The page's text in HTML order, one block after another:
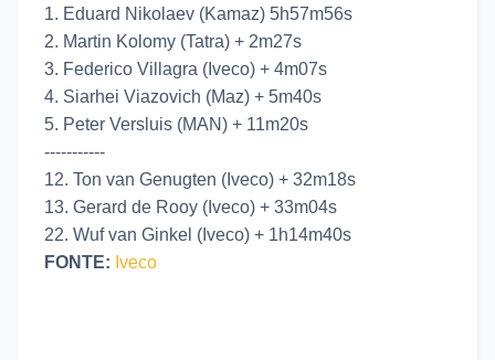
1. Eduard Nikolaev (Kamaz) 5h57m56s
2. Martin Kolomy (Tatra) + 2m27s
3. Federico Villagra (Iveco) + 4m07s
4. Siarhei Viazovich (Maz) + 5m40s
5. Peter Versluis (MAN) + 11m20s
-----------
12. Ton van Genugten (Iveco) + 32m18s
13. Gerard de Rooy (Iveco) + 33m04s
22. Wuf van Ginkel (Iveco) + 1h14m40s
FONTE: Iveco